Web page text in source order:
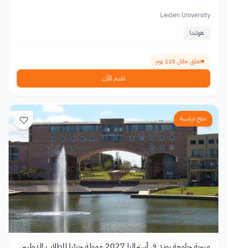
Leiden University
هولندا
تغلق خلال 115 يوم
تقدم الآن
منح دراسية